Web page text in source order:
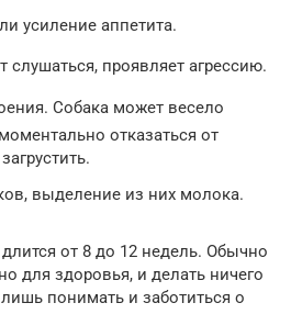
усиление аппетита.
слушаться, проявляет агрессию.
Собака может весело
отказаться от
выделение из них молока.
от 8 до 12 недель. Обычно
для здоровья, и делать ничего
понимать и заботиться о